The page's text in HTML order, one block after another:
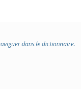
dans le dictionnaire.